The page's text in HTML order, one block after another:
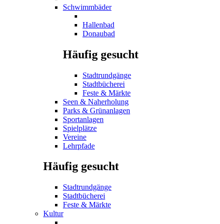
Schwimmbäder
Hallenbad
Donaubad
Häufig gesucht
Stadtrundgänge
Stadtbücherei
Feste & Märkte
Seen & Naherholung
Parks & Grünanlagen
Sportanlagen
Spielplätze
Vereine
Lehrpfade
Häufig gesucht
Stadtrundgänge
Stadtbücherei
Feste & Märkte
Kultur